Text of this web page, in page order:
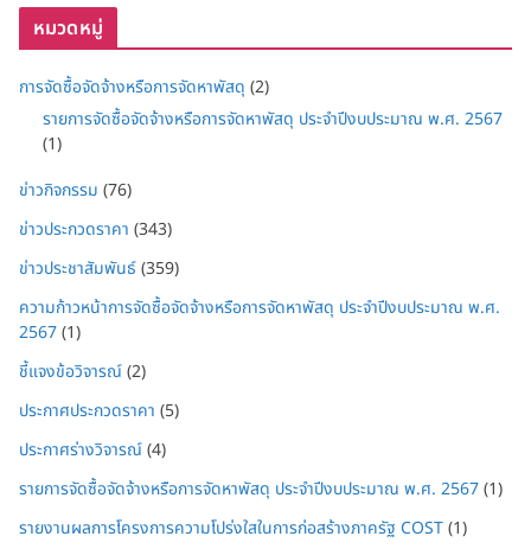
หมวดหมู่
การจัดซื้อจัดจ้างหรือการจัดหาพัสดุ (2)
รายการจัดซื้อจัดจ้างหรือการจัดหาพัสดุ ประจำปีงบประมาณ พ.ศ. 2567
(1)
ข่าวกิจกรรม (76)
ข่าวประกวดราคา (343)
ข่าวประชาสัมพันธ์(359)
ความก้าวหน้าการจัดซื้อจัดจ้างหรือการจัดหาพัสดุ ประจำปีงบประมาณ พ.ศ.
2567(1)
ชี้แจงข้อวิจารณ์(2)
ประกาศประกวดราคา (5)
ประกาศร่างวิจารณ์(4)
รายการจัดซื้อจัดจ้างหรือการจัดหาพัสดุ ประจำปีงบประมาณ พ.ศ. 2567(1)
รายงานผลการโครงการความโปร่งใสในการก่อสร้างภาครัฐ COST(1)